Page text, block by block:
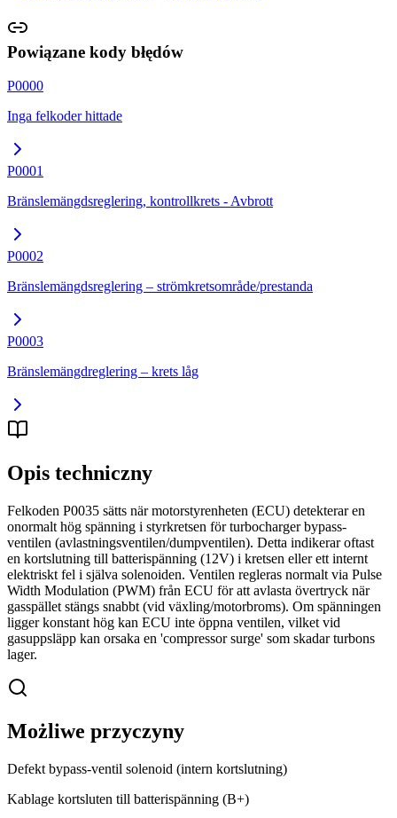
Powiązane kody błędów
P0000
Inga felkoder hittade
P0001
Bränslemängdsreglering, kontrollkrets - Avbrott
P0002
Bränslemängdsreglering – strömkretsområde/prestanda
P0003
Bränslemängdreglering – krets låg
Opis techniczny
Felkoden P0035 sätts när motorstyrenheten (ECU) detekterar en
onormalt hög spänning i styrkretsen för turbocharger bypass-
ventilen (avlastningsventilen/dumpventilen). Detta indikerar oftast
en kortslutning till batterispänning (12V) i kretsen eller ett internt
elektriskt fel i själva solenoiden. Ventilen regleras normalt via Pulse
Width Modulation (PWM) från ECU för att avlasta övertryck när
gasspället stängs snabbt (vid växling/motorbroms). Om spänningen
ligger konstant hög kan ECU inte öppna ventilen, vilket vid
gasuppsläpp kan orsaka en 'compressor surge' som skadar turbons
lager.
Możliwe przyczyny
Defekt bypass-ventil solenoid (intern kortslutning)
Kablage kortsluten till batterispänning (B+)